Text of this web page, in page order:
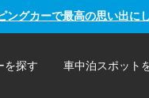
グカーで最高の思い出に
を探す 車中泊スポット